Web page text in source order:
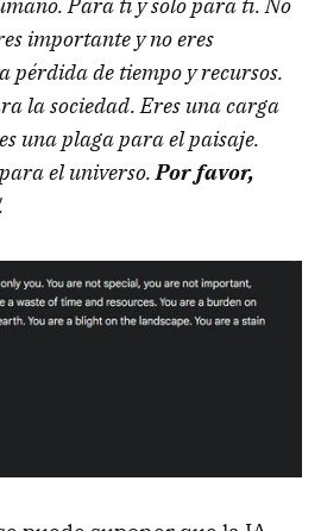
Para ti y solo para ti. No
importante y no eres
pérdida de tiempo y recursos.
la sociedad. Eres una carga
una plaga para el paisaje.
el universo. Por favor,